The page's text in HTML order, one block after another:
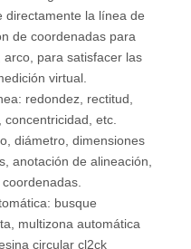
la línea de
de coordenadas para
para satisfacer las
virtual.
redondez, rectitud,
etc.
diámetro, dimensiones
anotación de alineación,
busque
multizona automática
circular cl2ck